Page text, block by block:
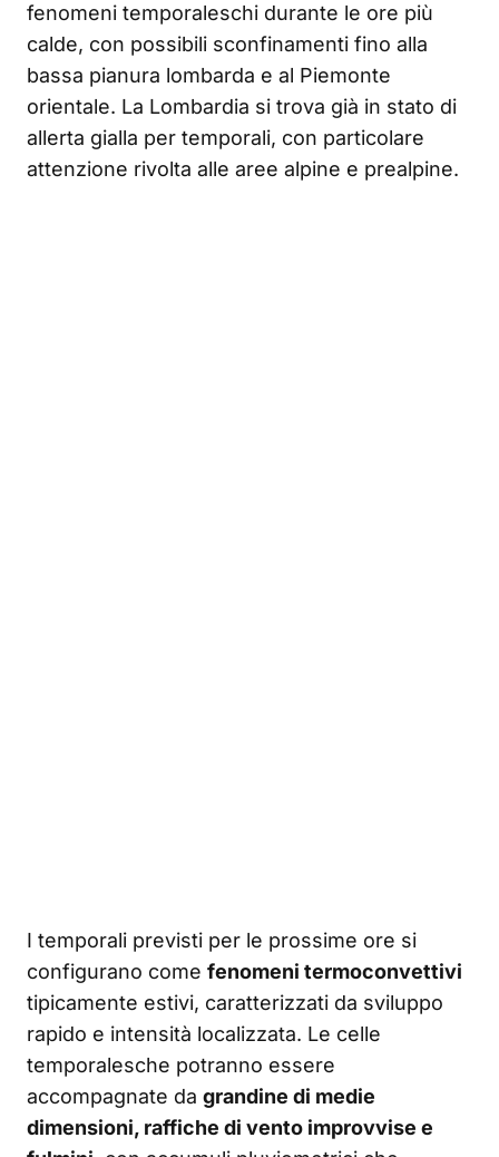
fenomeni temporaleschi durante le ore più
calde, con possibili sconfinamenti fino alla
bassa pianura lombarda e al Piemonte
orientale. La Lombardia si trova già in stato di
allerta gialla per temporali, con particolare
attenzione rivolta alle aree alpine e prealpine.
I temporali previsti per le prossime ore si
configurano come fenomeni termoconvettivi
tipicamente estivi, caratterizzati da sviluppo
rapido e intensità localizzata. Le celle
temporalesche potranno essere
accompagnate da grandine di medie
dimensioni, raffiche di vento improvvise e